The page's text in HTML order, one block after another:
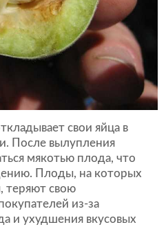
свои яйца в
После вылупления
мякотью плода, что
Плоды, на которых
теряют свою
из-за
и ухудшения вкусовых